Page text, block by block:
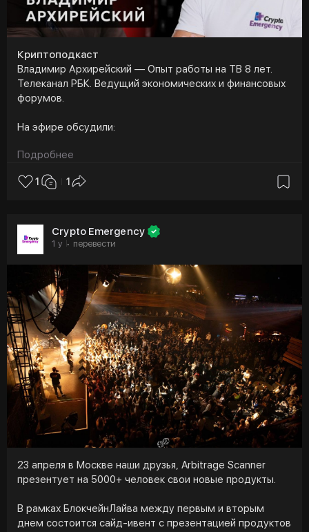
Криптоподкаст
Владимир Архирейский — Опыт работы на ТВ 8 лет.
Телеканал РБК. Ведущий экономических и финансовых
форумов.
На эфире обсудили:
➡️ Какие ограничения освещения тем криптовалют
➡️ Главные принципы инвестирования Владимира
Не забывайте подписываться и ставить лайки — ваша
поддержка мотивирует нас давать вам еще больше
ценного контента 💜
#крипторынок #рбк
#твроссии
#криптовалюты
#криптоподкаст
#янкривоносов
#крипта #cryptoemergency
Подробнее
1 1
Crypto Emergency
1 y · перевести
23 апреля в Москве наши друзья, Arbitrage Scanner
презентует на 5000+ человек свои новые продукты.
В рамках БлокчейнЛайва между первым и вторым
днем состоится сайд-ивент с презентацией продуктов